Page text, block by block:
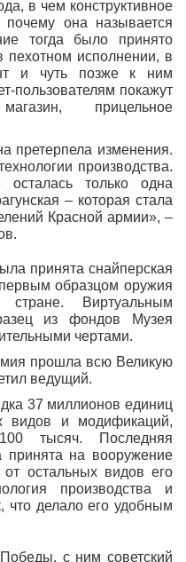
в чем конструктивное
она называется
тогда было принято
пехотном исполнении, в
и чуть позже к ним
пользователям покажут
прицельное
претерпела изменения.
производства.
только одна
– которая стала
Красной армии», –
принята снайперская
образцом оружия
Виртуальным
из фондов Музея
чертами.
прошла всю Великую
ведущий.
37 миллионов единиц
видов и модификаций,
тысяч. Последняя
принята на вооружение
остальных видов его
производства и
делало его удобным
с ним советский